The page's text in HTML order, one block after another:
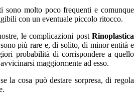
sono molto poco frequenti e comunque
con un eventuale piccolo ritocco.
le complicazioni post Rinoplastica
sono più rare e, di solito, di minor entità e
probabilità di corrispondere a quello
maggiormente ad esso.
la cosa può destare sorpresa, di regola